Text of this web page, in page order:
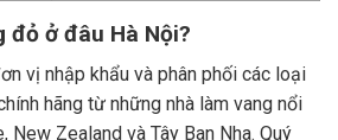
đỏ ở đâu Hà Nội?
vị nhập khẩu và phân phối các loại
hãng từ những nhà làm vang nổi
New Zealand và Tây Ban Nha. Quý